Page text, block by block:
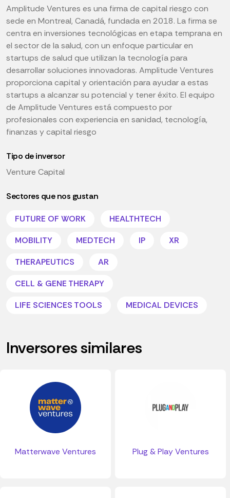
Amplitude Ventures es una firma de capital riesgo con
sede en Montreal, Canadá, fundada en 2018. La firma se
centra en inversiones tecnológicas en etapa temprana en
el sector de la salud, con un enfoque particular en
startups de salud que utilizan la tecnología para
desarrollar soluciones innovadoras. Amplitude Ventures
proporciona capital y orientación para ayudar a estas
startups a alcanzar su potencial y tener éxito. El equipo
de Amplitude Ventures está compuesto por
profesionales con experiencia en sanidad, tecnología,
finanzas y capital riesgo
Tipo de inversor
Venture Capital
Sectores que nos gustan
FUTURE OF WORK
HEALTHTECH
MOBILITY
MEDTECH IP
XR
THERAPEUTICS
AR
CELL & GENE THERAPY
LIFE SCIENCES TOOLS
MEDICAL DEVICES
Inversores similares
Matterwave Ventures Plug & Play Ventures